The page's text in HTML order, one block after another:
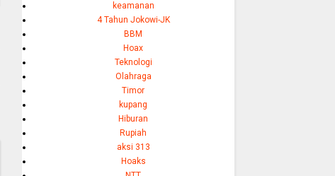
keamanan
4 Tahun Jokowi-JK
BBM
Hoax
Teknologi
Olahraga
Timor
kupang
Hiburan
Rupiah
aksi 313
Hoaks